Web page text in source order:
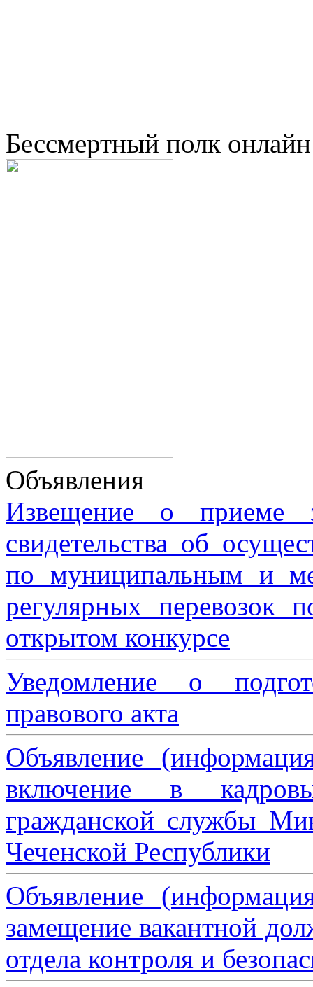
Бессмертный полк онлайн
Объявления
Извещение о приеме
свидетельства об
по муниципальным и
регулярных перевозок
открытом конкурсе
Уведомление о
правового акта
Объявление
включение в
гражданской службы
Чеченской Республики
Объявление
замещение вакантной
отдела контроля и